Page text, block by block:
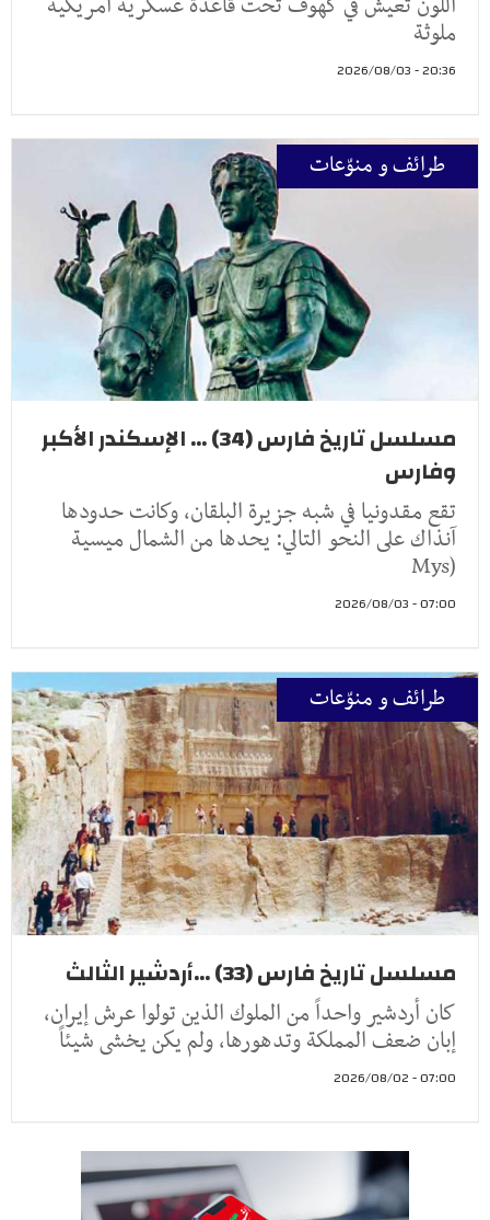
ملوثة
20:36 - 2026/08/03
طرائف و منوّعات
مسلسل تاريخ فارس (34) ... الإسكندر الأكبر
وفارس
تقع مقدونيا في شبه جزيرة البلقان، وكانت حدودها
آنذاك على النحو التالي: يحدها من الشمال ميسية
(Mys
07:00 - 2026/08/03
طرائف و منوّعات
مسلسل تاريخ فارس (33) ...أردشير الثالث
كان أردشير واحداً من الملوك الذين تولوا عرش إيران،
إبان ضعف المملكة وتدهورها، ولم يكن يخشى شيئاً
07:00 - 2026/08/02